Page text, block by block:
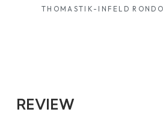
THOMASTIK-INFELD
REVIEW